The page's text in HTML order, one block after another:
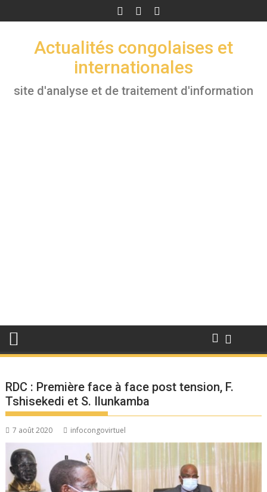
to
Actualités congolaises et
internationales
site d'analyse et de traitement d'information
RDC : Première face à face post tension, F.
Tshisekedi et S. Ilunkamba
7 août 2020 infocongovirtuel